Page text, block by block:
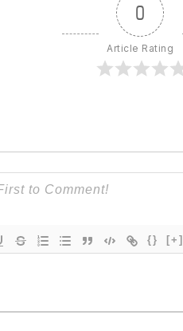
0
Article Rating
{} [+]